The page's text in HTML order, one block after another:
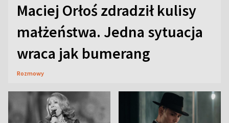
Maciej Orłoś zdradził kulisy
małżeństwa. Jedna sytuacja
wraca jak bumerang
Rozmowy